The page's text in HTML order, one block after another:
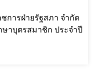
ารฝ่ายรัฐสภา จำกัด
ษาบุตรสมาชิก ประจำปี